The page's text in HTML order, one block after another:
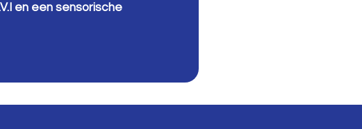
en een sensorische